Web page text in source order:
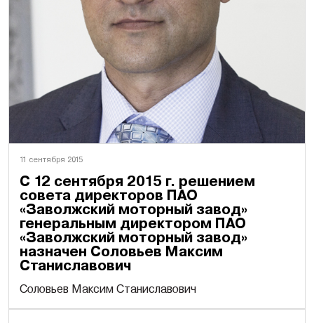
11 сентября 2015
С 12 сентября 2015 г. решением
совета директоров ПАО
«Заволжский моторный завод»
генеральным директором ПАО
«Заволжский моторный завод»
назначен Соловьев Максим
Станиславович
Соловьев Максим Станиславович